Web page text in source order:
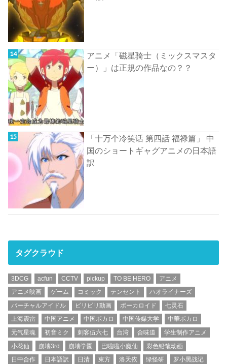
アニメ「磁星骑士（ミックスマスタ
ー）」は正規の作品なの？？
「十万个冷笑话 第四話 福禄篇」 中
国のショートギャグアニメの日本語
訳
タグクラウド
3DCG acfun CCTV pickup TO BE HERO
アニメ
アニメ映画
ゲーム コミック テンセント
ハオライナーズ
バーチャルアイドル
ビリビリ動画 ボーカロイド
七灵石
上海震雷
中国アニメ 中国ボカロ 中国传媒大学
中華ボカロ
元气星魂
初音ミク 刺客伍六七 台湾 合味道
学生制作アニメ
小花仙
崩壊3rd 崩壊学園 巴啦啦小魔仙
彩色铅笔动画
日中合作
日本語訳 日清 東方 洛天依 绿怪研 罗小黑战记